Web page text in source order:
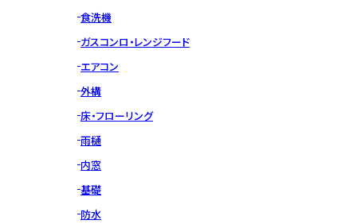
食洗機
ガスコンロ・レンジフード
エアコン
外構
床・フローリング
雨樋
内窓
基礎
防水